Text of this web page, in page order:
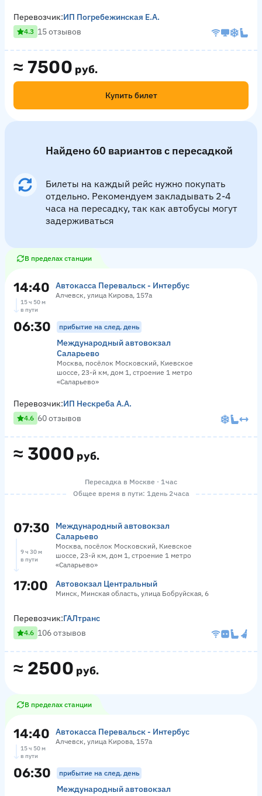
≈ 7500 руб.
Купить билет
Перевозчик:ИП Погребежинская Е.А.
4.3 15 отзывов
Найдено 60 вариантов с пересадкой
Билеты на каждый рейс нужно покупать
отдельно. Рекомендуем закладывать 2-4
часа на пересадку, так как автобусы могут
задерживаться
В пределах станции
14:40 Автокасса Перевальск - Интербус
Алчевск, улица Кирова, 157а
15 ч 50 м
в пути
06:30 прибытие на след. день
Международный автовокзал
Саларьево
Москва, посёлок Московский, Киевское
шоссе, 23-й км, дом 1, строение 1 метро
«Саларьево»
≈ 3000 руб.
Перевозчик:ИП Нескреба А.А.
4.6 60 отзывов
Пересадка в Москве · 1 час
Общее время в пути: 1 день 2 часа
07:30
Международный автовокзал
Саларьево
Москва, посёлок Московский, Киевское
шоссе, 23-й км, дом 1, строение 1 метро
«Саларьево»
9 ч 30 м
в пути
17:00 Автовокзал Центральный
Минск, Минская область, улица Бобруйская, 6
≈ 2500 руб.
Перевозчик:ГАЛтранс
4.6 106 отзывов
В пределах станции
14:40 Автокасса Перевальск - Интербус
Алчевск, улица Кирова, 157а
15 ч 50 м
в пути
06:30 прибытие на след. день
Международный автовокзал